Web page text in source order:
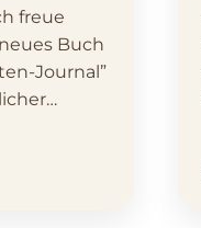
freue
Buch
Journal”